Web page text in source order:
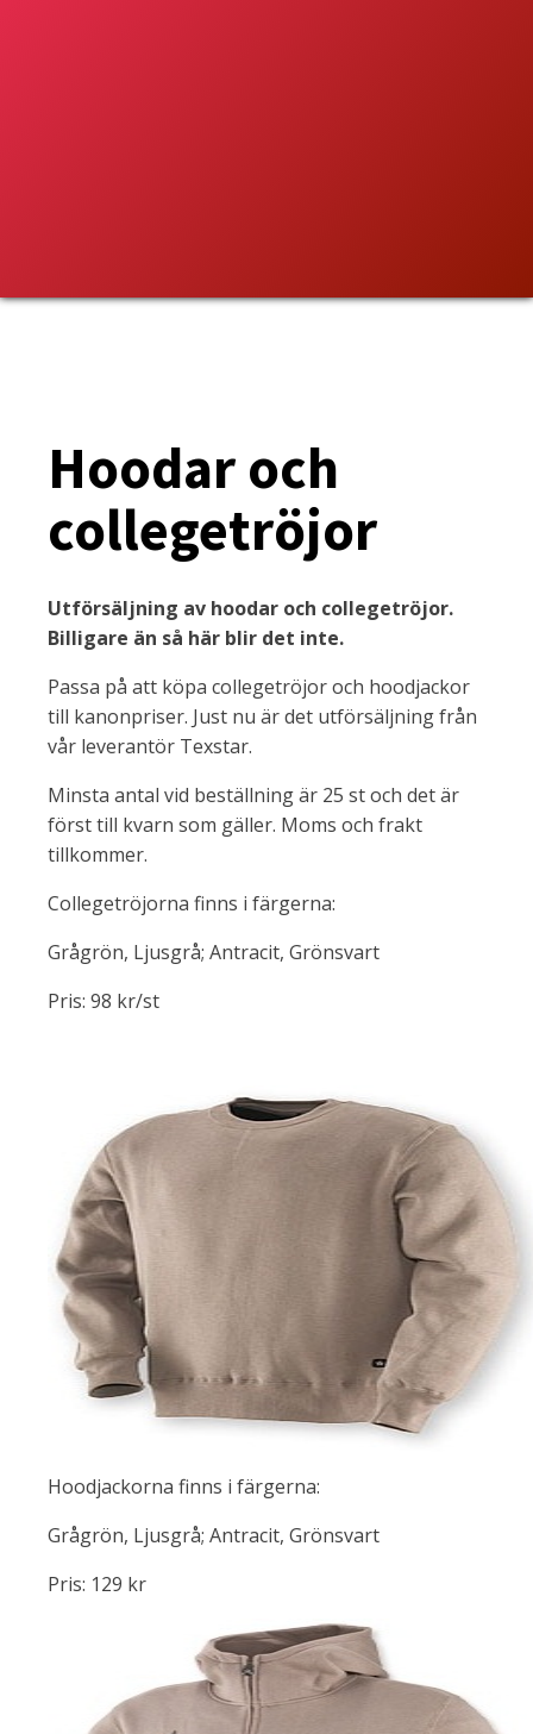
Hoodar och
collegetröjor
Utförsäljning av hoodar och collegetröjor.
Billigare än så här blir det inte.
Passa på att köpa collegetröjor och hoodjackor
till kanonpriser. Just nu är det utförsäljning från
vår leverantör Texstar.
Minsta antal vid beställning är 25 st och det är
först till kvarn som gäller. Moms och frakt
tillkommer.
Collegetröjorna finns i färgerna:
Grågrön, Ljusgrå; Antracit, Grönsvart
Pris: 98 kr/st
Hoodjackorna finns i färgerna:
Grågrön, Ljusgrå; Antracit, Grönsvart
Pris: 129 kr